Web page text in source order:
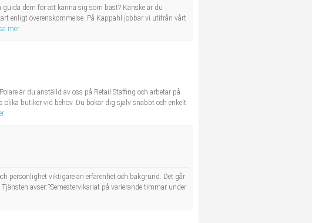
dem för att känna sig som bäst? Kanske är du
enligt överenskommelse. På Kappahl jobbar vi utifrån vårt
mer
är du anställd av oss på Retail Staffing och arbetar på
butiker vid behov. Du bokar dig själv snabbt och enkelt
personlighet viktigare än erfarenhet och bakgrund. Det går
avser:?Semestervikariat på varierande timmar under